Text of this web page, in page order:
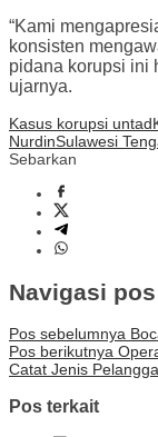
“Kami
konsisten
pidana korupsi ini
ujarnya.
Kasus korupsi untad
NurdinSulawesi
Sebarkan
Navigasi pos
Pos sebelumnya
Pos berikutnya
Catat Jenis
Pos terkait